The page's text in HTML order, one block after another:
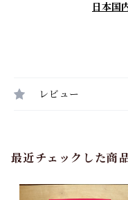
日本国
レビュー
最近チェックした商